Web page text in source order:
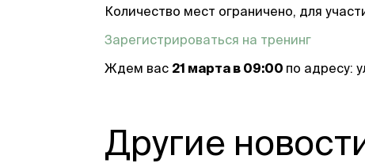
Количество мест ограничено, для
Зарегистрироваться на тренинг
Ждем вас 21 марта в 09:00 по адресу:
Другие